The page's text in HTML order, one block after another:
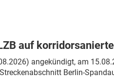
auf
angekündigt, am
Berlin-